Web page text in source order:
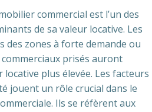
commercial est l’un des
de sa valeur locative. Les
des zones à forte demande ou
prisés auront
plus élevée. Les facteurs
jouent un rôle crucial dans le
Ils se réfèrent aux